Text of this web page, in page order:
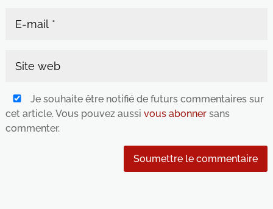
Je souhaite être notifié de futurs commentaires sur
cet article. Vous pouvez aussi vous abonnersans
commenter.
Soumettre le commentaire